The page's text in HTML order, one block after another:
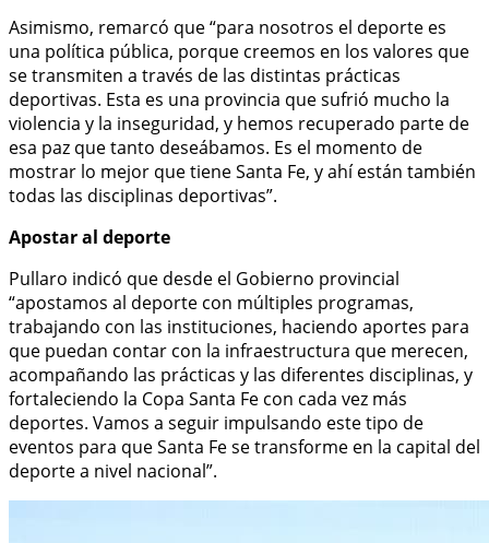
Asimismo, remarcó que “para nosotros el deporte es
una política pública, porque creemos en los valores que
se transmiten a través de las distintas prácticas
deportivas. Esta es una provincia que sufrió mucho la
violencia y la inseguridad, y hemos recuperado parte de
esa paz que tanto deseábamos. Es el momento de
mostrar lo mejor que tiene Santa Fe, y ahí están también
todas las disciplinas deportivas”.
Apostar al deporte
Pullaro indicó que desde el Gobierno provincial
“apostamos al deporte con múltiples programas,
trabajando con las instituciones, haciendo aportes para
que puedan contar con la infraestructura que merecen,
acompañando las prácticas y las diferentes disciplinas, y
fortaleciendo la Copa Santa Fe con cada vez más
deportes. Vamos a seguir impulsando este tipo de
eventos para que Santa Fe se transforme en la capital del
deporte a nivel nacional”.